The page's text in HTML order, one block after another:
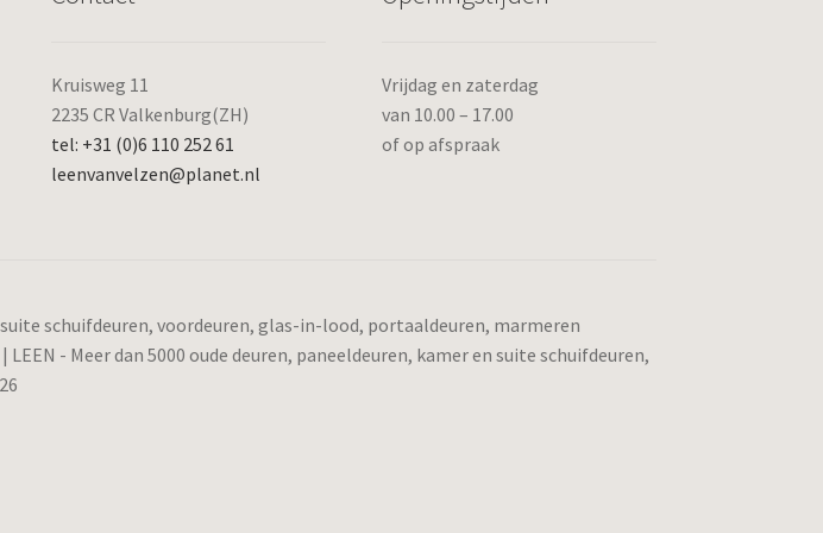
Kruisweg 11
2235 CR Valkenburg(ZH)
tel: +31 (0)6 110 252 61
leenvanvelzen@planet.nl
Vrijdag en zaterdag
van 10.00 – 17.00
of op afspraak
schuifdeuren, voordeuren, glas-in-lood, portaaldeuren, marmeren
- Meer dan 5000 oude deuren, paneeldeuren, kamer en suite schuifdeuren,